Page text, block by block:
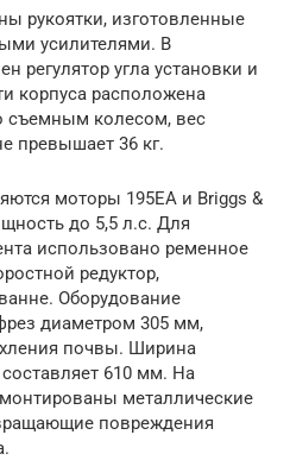
рукоятки, изготовленные
усилителями. В
регулятор угла установки и
корпуса расположена
съемным колесом, вес
превышает 36 кг.
моторы 195EA и Briggs &
до 5,5 л.с. Для
использовано ременное
редуктор,
Оборудование
диаметром 305 мм,
почвы. Ширина
610 мм. На
металлические
повреждения